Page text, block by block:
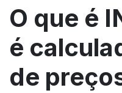
O que é
é
de